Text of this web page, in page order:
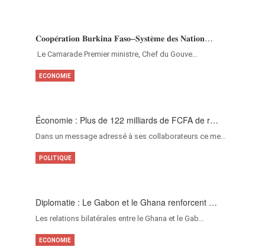
𝐂𝐨𝐨𝐩𝐞́𝐫𝐚𝐭𝐢𝐨𝐧 𝐁𝐮𝐫𝐤𝐢𝐧𝐚 𝐅𝐚𝐬𝐨–𝐒𝐲𝐬𝐭𝐞̀𝐦𝐞 𝐝𝐞𝐬 𝐍𝐚𝐭𝐢𝐨𝐧…
‎Le Camarade Premier ministre, Chef du Gouve…
Économie : Plus de 122 milliards de FCFA de r…
Dans un message adressé à ses collaborateurs ce me…
ECONOMIE
Diplomatie : Le Gabon et le Ghana renforcent …
Les relations bilatérales entre le Ghana et le Gab…
POLITIQUE
ECONOMIE